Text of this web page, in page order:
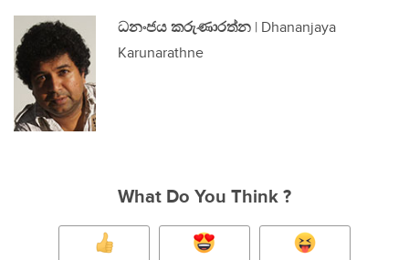
ධනංජය කරුණාරත්න | Dhananjaya
Karunarathne
What Do You Think ?